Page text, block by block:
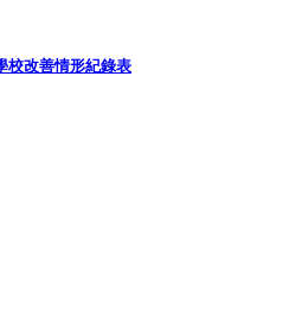
校改善情形紀錄表